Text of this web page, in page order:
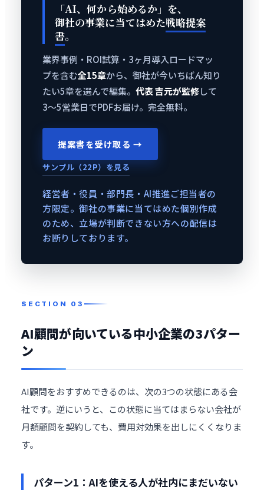
「AI、何から始めるか」を、
御社の事業に当てはめた戦略提案
書。
業界事例・ROI試算・3ヶ月導入ロードマッ
プを含む全15章から、御社が今いちばん知り
たい5章を選んで編集。 代表 吉元が監修して
3〜5営業日でPDFお届け。完全無料。
提案書を受け取る →
サンプル（22P）を見る
経営者・役員・部門長・AI推進ご担当者の
方限定。御社の事業に当てはめた個別作成
のため、立場が判断できない方への配信は
お断りしております。
AI顧問が向いている中小企業の3パター
ン
AI顧問をおすすめできるのは、次の3つの状態にある会
社です。逆にいうと、この状態に当てはまらない会社が
月額顧問を契約しても、費用対効果を出しにくくなりま
す。
パターン1：AIを使える人が社内にまだいない